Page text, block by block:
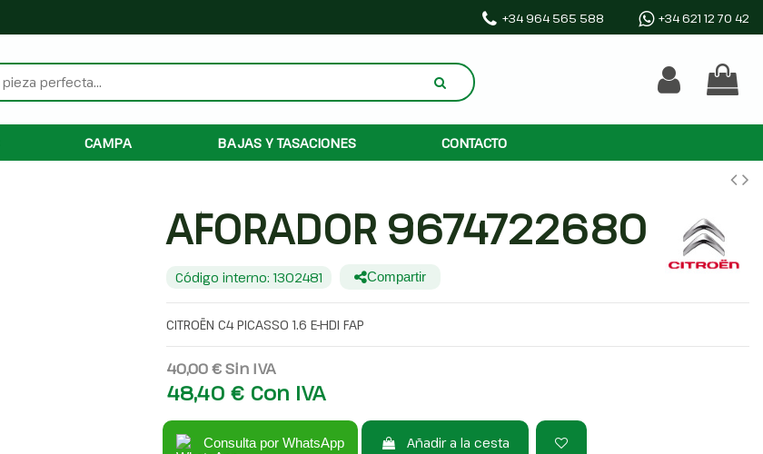
+34 964 565 588 +34 621 12 70 42
CAMPA BAJAS Y TASACIONES CONTACTO
AFORADOR 9674722680
Código interno: 1302481 Compartir
CITROËN C4 PICASSO 1.6 E-HDI FAP
40,00 €Sin IVA
48,40 € Con IVA
Consulta por WhatsApp Añadir a la cesta